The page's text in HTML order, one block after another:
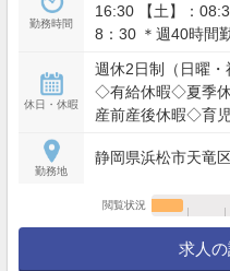
勤務時間
16:30 【土】：
8：30 ＊週40時間
休日・休暇
週休2日制（日曜
◇有給休暇◇夏季
産前産後休暇◇育
勤務地
静岡県浜松市天竜
閲覧状況
求人